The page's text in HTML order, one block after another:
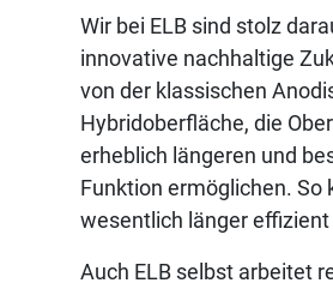
Wir bei ELB sind stolz
innovative nachhaltige
von der klassischen
Hybridoberfläche, die
erheblich längeren und
Funktion ermöglichen. So
wesentlich länger
Auch ELB selbst arbeitet